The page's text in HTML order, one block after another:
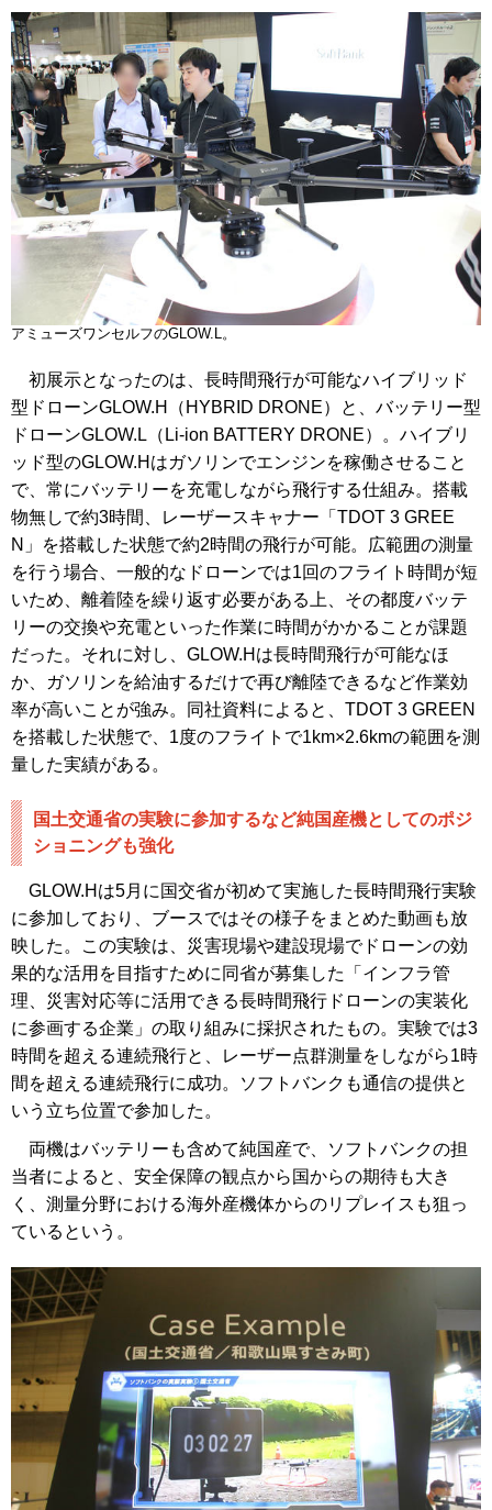
アミューズワンセルフのGLOW.L。
初展示となったのは、長時間飛行が可能なハイブリッド
型ドローンGLOW.H（HYBRID DRONE）と、バッテリー型
ドローンGLOW.L（Li-ion BATTERY DRONE）。ハイブリ
ッド型のGLOW.Hはガソリンでエンジンを稼働させること
で、常にバッテリーを充電しながら飛行する仕組み。搭載
物無しで約3時間、レーザースキャナー「TDOT 3 GREE
N」を搭載した状態で約2時間の飛行が可能。広範囲の測量
を行う場合、一般的なドローンでは1回のフライト時間が短
いため、離着陸を繰り返す必要がある上、その都度バッテ
リーの交換や充電といった作業に時間がかかることが課題
だった。それに対し、GLOW.Hは長時間飛行が可能なほ
か、ガソリンを給油するだけで再び離陸できるなど作業効
率が高いことが強み。同社資料によると、TDOT 3 GREEN
を搭載した状態で、1度のフライトで1km×2.6kmの範囲を測
量した実績がある。
国土交通省の実験に参加するなど純国産機としてのポジ
ショニングも強化
GLOW.Hは5月に国交省が初めて実施した長時間飛行実験
に参加しており、ブースではその様子をまとめた動画も放
映した。この実験は、災害現場や建設現場でドローンの効
果的な活用を目指すために同省が募集した「インフラ管
理、災害対応等に活用できる長時間飛行ドローンの実装化
に参画する企業」の取り組みに採択されたもの。実験では3
時間を超える連続飛行と、レーザー点群測量をしながら1時
間を超える連続飛行に成功。ソフトバンクも通信の提供と
いう立ち位置で参加した。
両機はバッテリーも含めて純国産で、ソフトバンクの担
当者によると、安全保障の観点から国からの期待も大き
く、測量分野における海外産機体からのリプレイスも狙っ
ているという。